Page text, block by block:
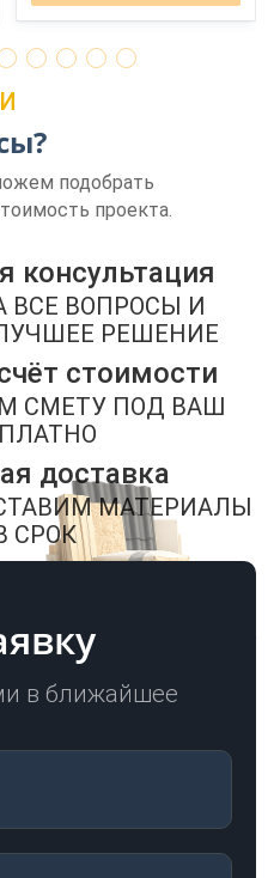
подобрать
проекта.
консультация
ВСЕ ВОПРОСЫ И
РЕШЕНИЕ
стоимости
СМЕТУ ПОД ВАШ
доставка
МАТЕРИАЛЫ
СРОК
в ближайшее
ЗВОНОК
согласие на обработку моих
с ФЗ от 27.07.2006 № 152-ФЗ "О
и для целей, определенных вполитикой